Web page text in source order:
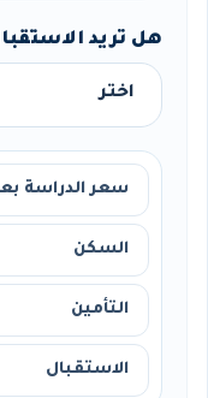
هل تريد
سعر الدراسة
السكن
التأمين
الاستقبال